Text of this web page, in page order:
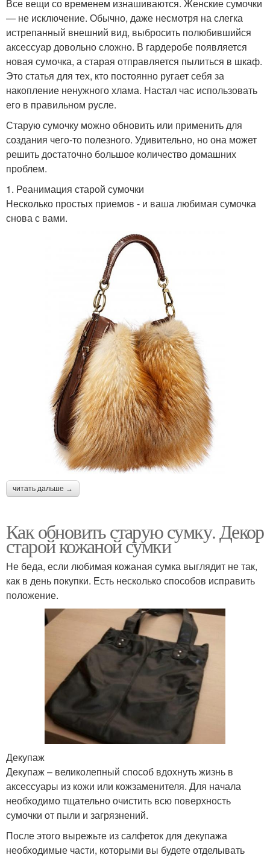
Все вещи со временем изнашиваются. Женские сумочки
— не исключение. Обычно, даже несмотря на слегка
истрепанный внешний вид, выбросить полюбившийся
аксессуар довольно сложно. В гардеробе появляется
новая сумочка, а старая отправляется пылиться в шкаф.
Это статья для тех, кто постоянно ругает себя за
накопление ненужного хлама. Настал час использовать
его в правильном русле.
Старую сумочку можно обновить или применить для
создания чего-то полезного. Удивительно, но она может
решить достаточно большое количество домашних
проблем.
1. Реанимация старой сумочки
Несколько простых приемов - и ваша любимая сумочка
снова с вами.
читать дальше →
Как обновить старую сумку. Декор
старой кожаной сумки
Не беда, если любимая кожаная сумка выглядит не так,
как в день покупки. Есть несколько способов исправить
положение.
Декупаж
Декупаж – великолепный способ вдохнуть жизнь в
аксессуары из кожи или кожзаменителя. Для начала
необходимо тщательно очистить всю поверхность
сумочки от пыли и загрязнений.
После этого вырежьте из салфеток для декупажа
необходимые части, которыми вы будете отделывать